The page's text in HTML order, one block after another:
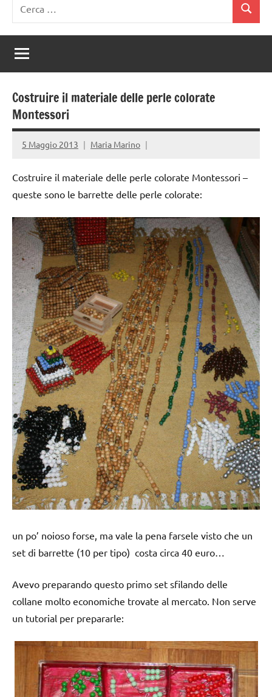
per:
Cerca
Costruire il materiale delle perle colorate
Montessori
5 Maggio 2013 Maria Marino
Costruire il materiale delle perle colorate Montessori –
queste sono le barrette delle perle colorate:
un po’ noioso forse, ma vale la pena farsele visto che un
set di barrette (10 per tipo) costa circa 40 euro…
Avevo preparando questo primo set sfilando delle
collane molto economiche trovate al mercato. Non serve
un tutorial per prepararle: